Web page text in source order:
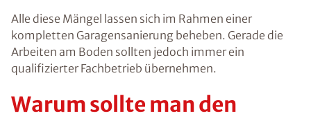
Alle diese Mängel lassen sich im Rahmen einer
kompletten Garagensanierung beheben. Gerade die
Arbeiten am Boden sollten jedoch immer ein
qualifizierter Fachbetrieb übernehmen.
Warum sollte man den